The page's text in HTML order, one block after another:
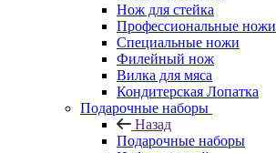
Нож для стейка
Профессиональные ножи
Специальные ножи
Филейный нож
Вилка для мяса
Кондитерская Лопатка
Подарочные наборы
Назад
Подарочные наборы